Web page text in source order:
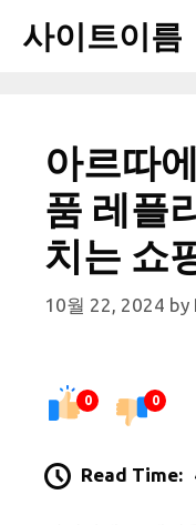
사이트이름
아르따
품 레플
치는 쇼
10월 22, 2024 by
0 0
Read Time: